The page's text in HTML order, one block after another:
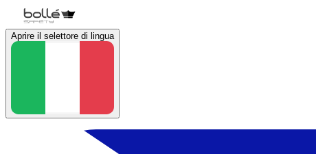
Aprire il selettore di lingua